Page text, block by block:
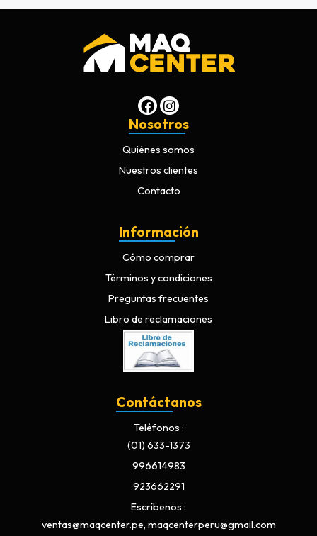
Nosotros
Quiénes somos
Nuestros clientes
Contacto
Información
Cómo comprar
Términos y condiciones
Preguntas frecuentes
Libro de reclamaciones
Contáctanos
Teléfonos
(01) 633-1373
996614983
923662291
Escríbenos
ventas@maqcenter.pe, maqcenterperu@gmail.com